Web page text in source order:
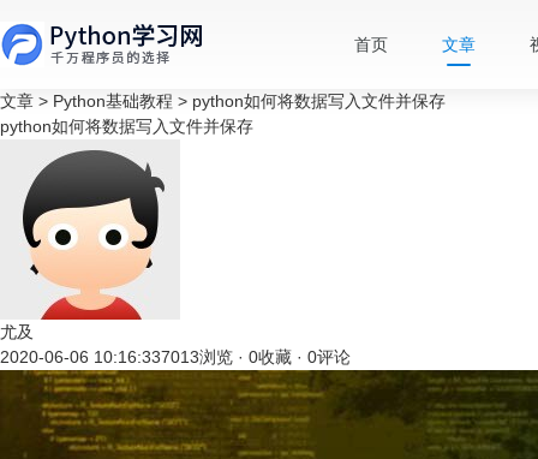
首页 文章
文章 > Python基础教程 > python如何将数据写入文件并保存
python如何将数据写入文件并保存
尤及
2020-06-06 10:16:337013浏览 · 0收藏 · 0评论